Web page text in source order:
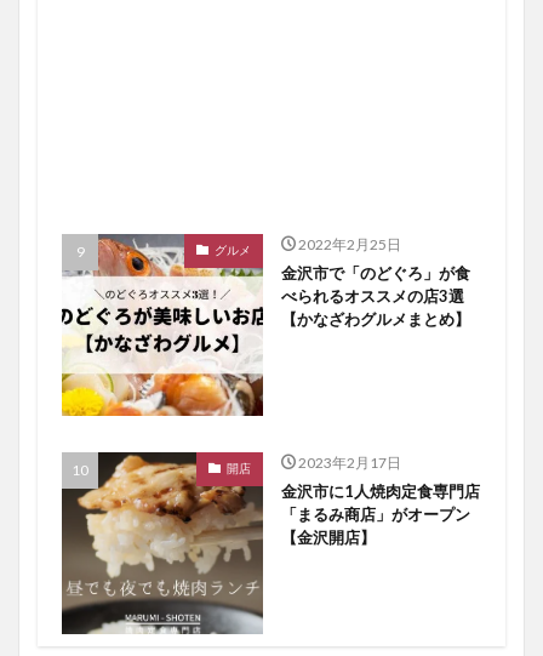
グルメ 2022年2月25日
金沢市で「のどぐろ」が食
べられるオススメの店3選
【かなざわグルメまとめ】
開店 2023年2月17日
金沢市に1人焼肉定食専門店
「まるみ商店」がオープン
【金沢開店】